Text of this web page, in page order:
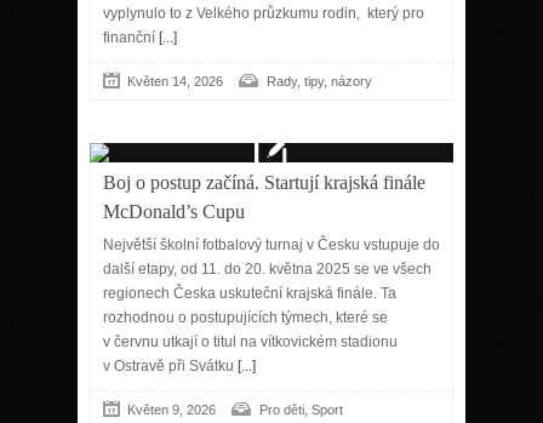
vyplynulo to z Velkého průzkumu rodin, který pro
finanční [...]
Květen 14, 2026 Rady, tipy, názory
Boj o postup začíná. Startují krajská finále
McDonald’s Cupu
Největší školní fotbalový turnaj v Česku vstupuje do
další etapy, od 11. do 20. května 2025 se ve všech
regionech Česka uskuteční krajská finále. Ta
rozhodnou o postupujících týmech, které se
v červnu utkají o titul na vítkovickém stadionu
v Ostravě při Svátku [...]
Květen 9, 2026 Pro děti, Sport